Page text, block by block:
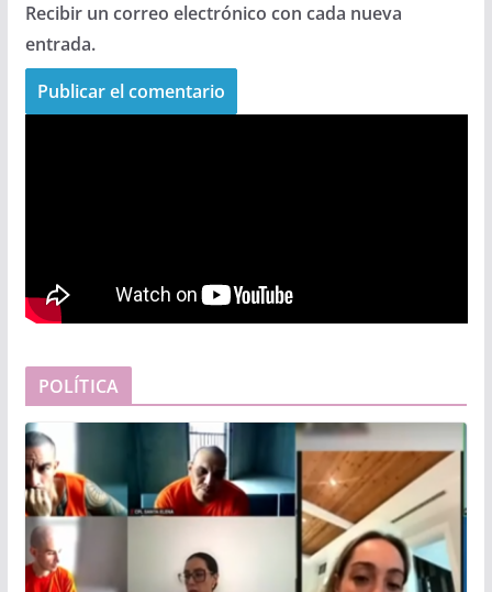
Recibir un correo electrónico con cada nueva
entrada.
POLÍTICA